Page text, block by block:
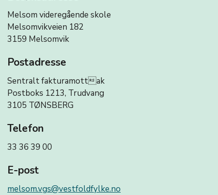
Melsom videregående skole
Melsomvikveien 182
3159 Melsomvik
Postadresse
Sentralt fakturamottak
Postboks 1213, Trudvang
3105 TØNSBERG
Telefon
33 36 39 00
E-post
melsom.vgs@vestfoldfylke.no